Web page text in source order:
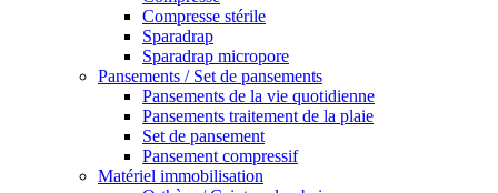
Compresse stérile
Sparadrap
Sparadrap micropore
Pansements / Set de pansements
Pansements de la vie quotidienne
Pansements traitement de la plaie
Set de pansement
Pansement compressif
Matériel immobilisation